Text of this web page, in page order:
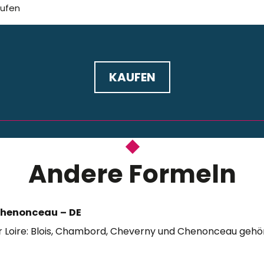
KAUFEN
Andere Formeln
mit denselben Schlössern
– DE
Blois, Chambord, Cheverny und Chenonceau